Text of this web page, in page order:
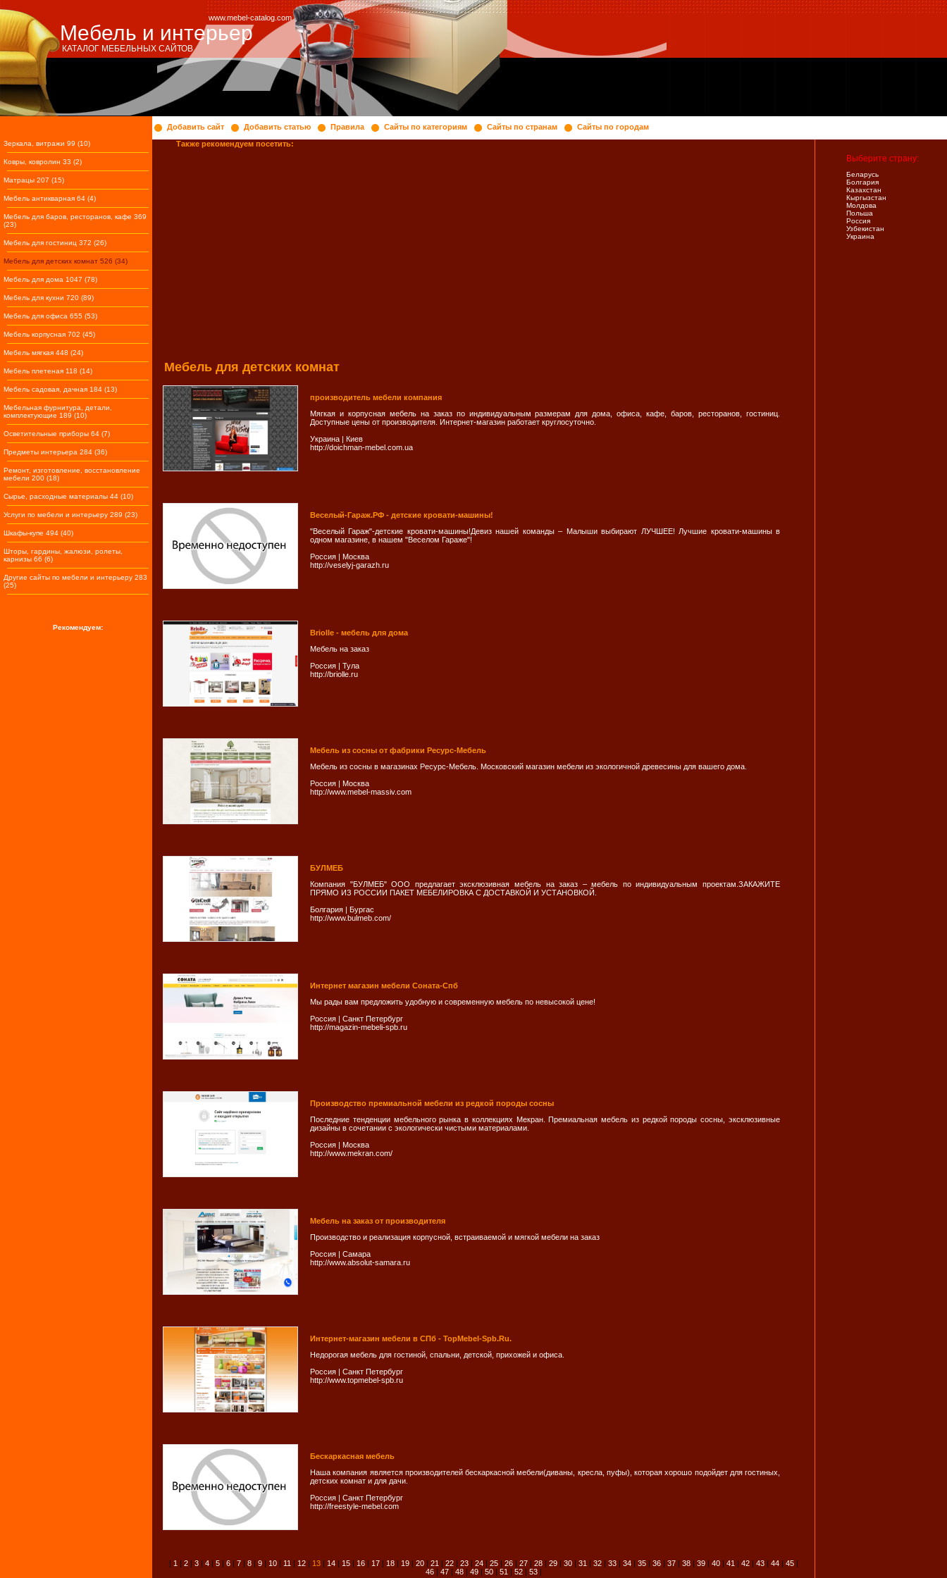
Мебель и интерьер
www.mebel-catalog.com
КАТАЛОГ МЕБЕЛЬНЫХ САЙТОВ
Зеркала, витражи 99 (10)
Ковры, ковролин 33 (2)
Матрацы 207 (15)
Мебель антикварная 64 (4)
Мебель для баров, ресторанов, кафе 369
(23)
Мебель для гостиниц 372 (26)
Мебель для детских комнат 526 (34)
Мебель для дома 1047 (78)
Мебель для кухни 720 (89)
Мебель для офиса 655 (53)
Мебель корпусная 702 (45)
Мебель мягкая 448 (24)
Мебель плетеная 118 (14)
Мебель садовая, дачная 184 (13)
Мебельная фурнитура, детали,
комплектующие 189 (10)
Осветительные приборы 64 (7)
Предметы интерьера 284 (36)
Ремонт, изготовление, восстановление
мебели 200 (18)
Сырье, расходные материалы 44 (10)
Услуги по мебели и интерьеру 289 (23)
Шкафы-купе 494 (40)
Шторы, гардины, жалюзи, ролеты,
карнизы 66 (6)
Другие сайты по мебели и интерьеру 283
(25)
Рекомендуем:
Добавить сайт Добавить статью Правила Сайты по категориям Сайты по странам
Сайты по городам
Также рекомендуем посетить:
Мебель для детских комнат
производитель мебели компания
Мягкая и корпусная мебель на заказ по индивидуальным размерам для дома, офиса, кафе, баров, ресторанов, гостиниц.
Доступные цены от производителя. Интернет-магазин работает круглосуточно.
Украина | Киев
http://doichman-mebel.com.ua
Веселый-Гараж.РФ - детские кровати-машины!
"Веселый Гараж"-детские кровати-машины!Девиз нашей команды – Малыши выбирают ЛУЧШЕЕ! Лучшие кровати-машины в
одном магазине, в нашем "Веселом Гараже"!
Россия | Москва
http://veselyj-garazh.ru
Briolle - мебель для дома
Мебель на заказ
Россия | Тула
http://briolle.ru
Мебель из сосны от фабрики Ресурс-Мебель
Мебель из сосны в магазинах Ресурс-Мебель. Московский магазин мебели из экологичной древесины для вашего дома.
Россия | Москва
http://www.mebel-massiv.com
БУЛМЕБ
Компания "БУЛМЕБ" ООО предлагает эксклюзивная мебель на заказ – мебель по индивидуальным проектам.ЗАКАЖИТЕ
ПРЯМО ИЗ РОССИИ ПАКЕТ МЕБЕЛИРОВКА С ДОСТАВКОЙ И УСТАНОВКОЙ.
Болгария | Бургас
http://www.bulmeb.com/
Интернет магазин мебели Соната-Спб
Мы рады вам предложить удобную и современную мебель по невысокой цене!
Россия | Санкт Петербург
http://magazin-mebeli-spb.ru
Производство премиальной мебели из редкой породы сосны
Последние тенденции мебельного рынка в коллекциях Мекран. Премиальная мебель из редкой породы сосны, эксклюзивные
дизайны в сочетании с экологически чистыми материалами.
Россия | Москва
http://www.mekran.com/
Мебель на заказ от производителя
Производство и реализация корпусной, встраиваемой и мягкой мебели на заказ
Россия | Самара
http://www.absolut-samara.ru
Интернет-магазин мебели в СПб - TopMebel-Spb.Ru.
Недорогая мебель для гостиной, спальни, детской, прихожей и офиса.
Россия | Санкт Петербург
http://www.topmebel-spb.ru
Бескаркасная мебель
Наша компания является производителей бескаркасной мебели(диваны, кресла, пуфы), которая хорошо подойдет для гостиных,
детских комнат и для дачи.
Россия | Санкт Петербург
http://freestyle-mebel.com
| 1 | 2| 3| 4| 5| 6| 7| 8| 9| 10| 11 | 12| 13| 14| 15| 16| 17| 18| 19| 20| 21 | 22| 23| 24| 25| 26| 27| 28| 29| 30| 31 | 32| 33| 34| 35| 36| 37| 38| 39| 40| 41 | 42| 43| 44| 45|
46| 47| 48| 49| 50| 51 | 52| 53|
Выберите страну:
Беларусь
Болгария
Казахстан
Кыргызстан
Молдова
Польша
Россия
Узбекистан
Украина